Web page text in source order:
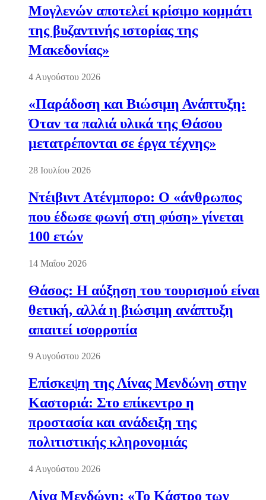
Μογλενών αποτελεί κρίσιμο κομμάτι
της βυζαντινής ιστορίας της
Μακεδονίας»
4 Αυγούστου 2026
«Παράδοση και Βιώσιμη Ανάπτυξη:
Όταν τα παλιά υλικά της Θάσου
μετατρέπονται σε έργα τέχνης»
28 Ιουλίου 2026
Ντέιβιντ Ατένμπορο: Ο «άνθρωπος
που έδωσε φωνή στη φύση» γίνεται
100 ετών
14 Μαΐου 2026
Θάσος: Η αύξηση του τουρισμού είναι
θετική, αλλά η βιώσιμη ανάπτυξη
απαιτεί ισορροπία
9 Αυγούστου 2026
Επίσκεψη της Λίνας Μενδώνη στην
Καστοριά: Στο επίκεντρο η
προστασία και ανάδειξη της
πολιτιστικής κληρονομιάς
4 Αυγούστου 2026
Λίνα Μενδώνη: «Το Κάστρο των